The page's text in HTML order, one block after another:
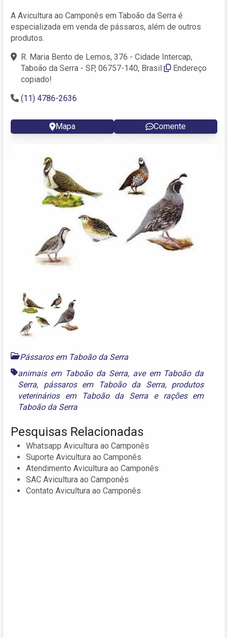
A Avicultura ao Camponês em Taboão da Serra é
especializada em venda de pássaros, além de outros
produtos.
R. Maria Bento de Lemos, 376 - Cidade Intercap,
Taboão da Serra - SP, 06757-140, Brasil
Endereço
copiado!
(11) 4786-2636
Mapa Comente
Pássaros em Taboão da Serra
animais em Taboão da Serra, ave em Taboão da
Serra, pássaros em Taboão da Serra, produtos
veterinários em Taboão da Serra e rações em
Taboão da Serra
Pesquisas Relacionadas
Whatsapp Avicultura ao Camponês
Suporte Avicultura ao Camponês
Atendimento Avicultura ao Camponês
SAC Avicultura ao Camponês
Contato Avicultura ao Camponês